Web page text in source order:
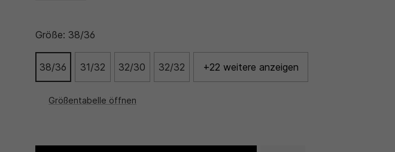
Größe: 38/36
38/36 31/32 32/30 32/32 +22 weitere anzeigen
Größentabelle öffnen